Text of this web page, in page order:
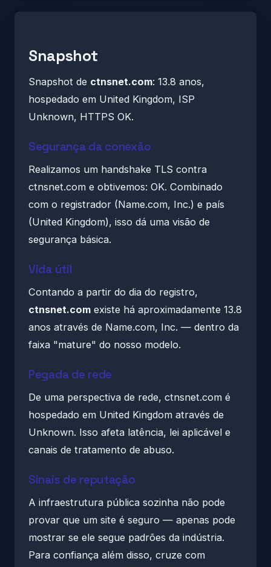
Snapshot
Snapshot de ctnsnet.com: 13.8 anos,
hospedado em United Kingdom, ISP
Unknown, HTTPS OK.
Segurança da conexão
Realizamos um handshake TLS contra
ctnsnet.com e obtivemos: OK. Combinado
com o registrador (Name.com, Inc.) e país
(United Kingdom), isso dá uma visão de
segurança básica.
Vida útil
Contando a partir do dia do registro,
ctnsnet.com existe há aproximadamente 13.8
anos através de Name.com, Inc. — dentro da
faixa "mature" do nosso modelo.
Pegada de rede
De uma perspectiva de rede, ctnsnet.com é
hospedado em United Kingdom através de
Unknown. Isso afeta latência, lei aplicável e
canais de tratamento de abuso.
Sinais de reputação
A infraestrutura pública sozinha não pode
provar que um site é seguro — apenas pode
mostrar se ele segue padrões da indústria.
Para confiança além disso, cruze com